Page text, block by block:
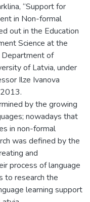
“Support for
in Non-formal
out in the Education
Science at the
Department of
of Latvia, under
Ilze Ivanova
by the growing
nowadays that
in non-formal
was defined by the
and
process of language
to research the
learning support